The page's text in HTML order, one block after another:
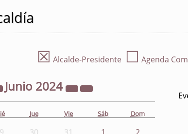
☒ Alcalde-Presidente ☐ Agenda
Junio 2024
Jue Vie Sáb Dom